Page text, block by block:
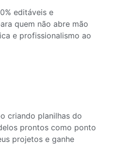
editáveis e
quem não abre mão
e profissionalismo ao
criando planilhas do
prontos como ponto
projetos e ganhe